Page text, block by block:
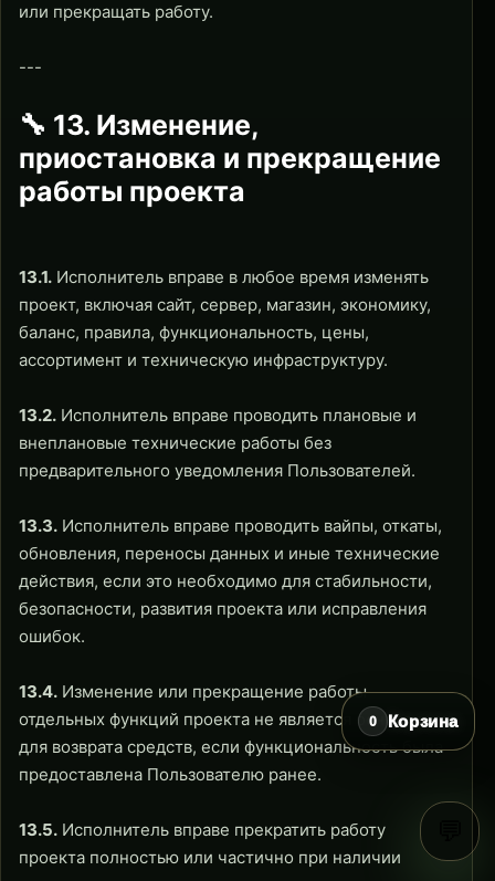
или прекращать работу.
---
🔧 13. Изменение,
приостановка и прекращение
работы проекта
13.1. Исполнитель вправе в любое время изменять
проект, включая сайт, сервер, магазин, экономику,
баланс, правила, функциональность, цены,
ассортимент и техническую инфраструктуру.
13.2. Исполнитель вправе проводить плановые и
внеплановые технические работы без
предварительного уведомления Пользователей.
13.3. Исполнитель вправе проводить вайпы, откаты,
обновления, переносы данных и иные технические
действия, если это необходимо для стабильности,
безопасности, развития проекта или исправления
ошибок.
13.4. Изменение или прекращение работы
отдельных функций проекта не является основанием
для возврата средств, если функциональность была
предоставлена Пользователю ранее.
13.5. Исполнитель вправе прекратить работу
проекта полностью или частично при наличии
0 Корзина